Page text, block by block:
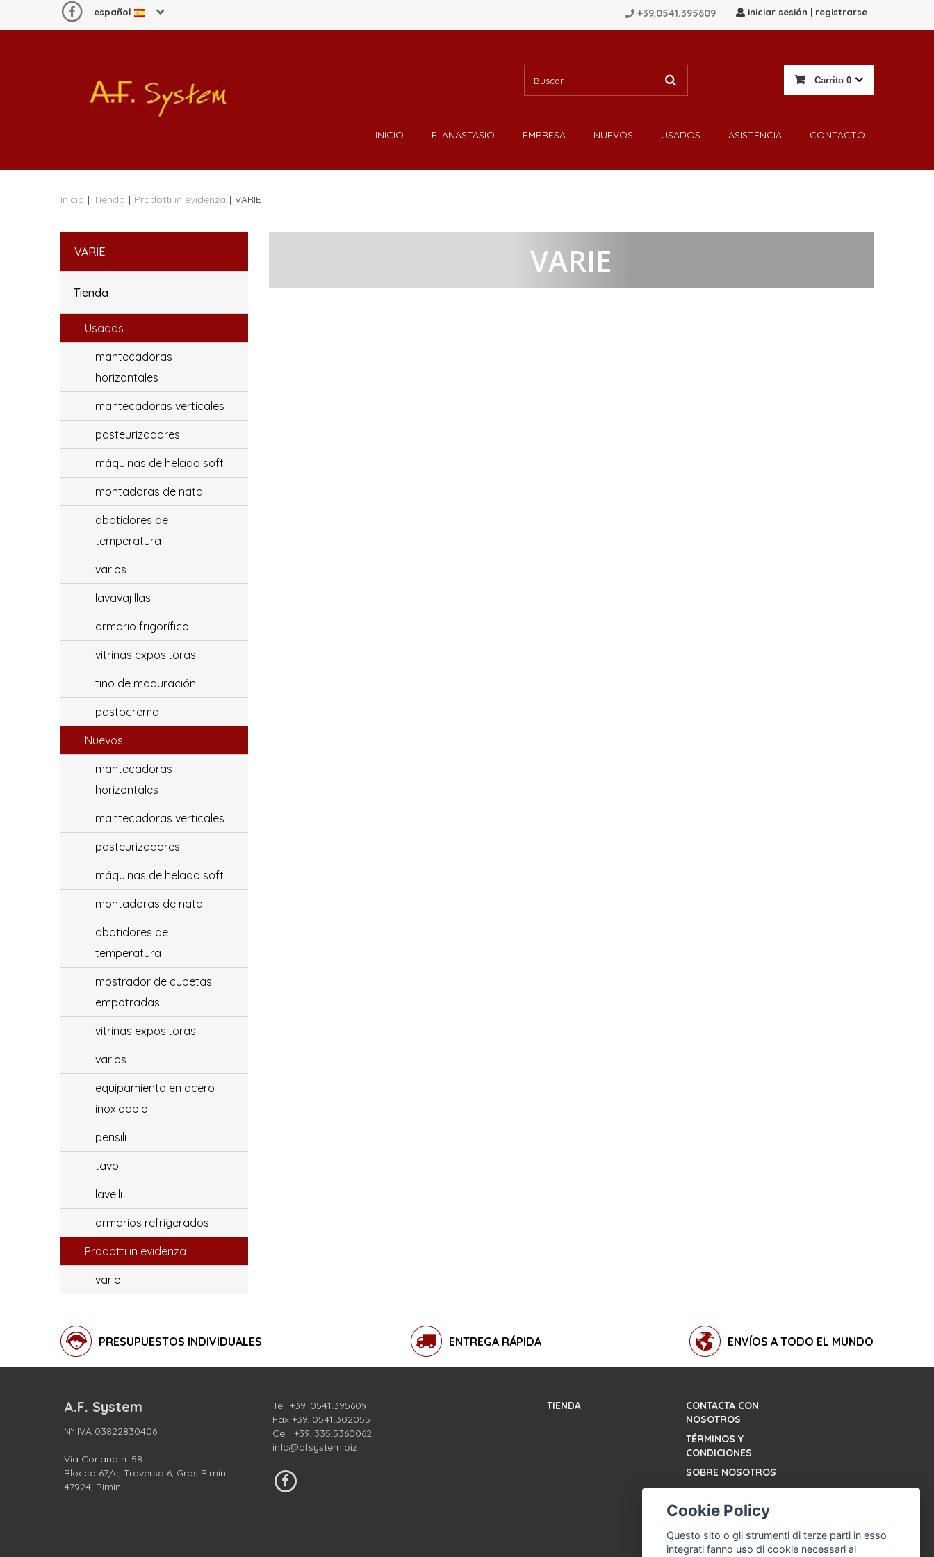
iniciar sesión | registrarse
+39.0541.395609
español
Carrito 0
INICIO F. ANASTASIO EMPRESA NUEVOS USADOS ASISTENCIA CONTACTO
Inicio | Tienda | Prodotti in evidenza | VARIE
VARIE
Tienda
Usados
mantecadoras
horizontales
mantecadoras verticales
pasteurizadores
máquinas de helado soft
montadoras de nata
abatidores de
temperatura
varios
lavavajillas
armario frigorífico
vitrinas expositoras
tino de maduración
pastocrema
Nuevos
mantecadoras
horizontales
mantecadoras verticales
pasteurizadores
máquinas de helado soft
montadoras de nata
abatidores de
temperatura
mostrador de cubetas
empotradas
vitrinas expositoras
varios
equipamiento en acero
inoxidable
pensili
tavoli
lavelli
armarios refrigerados
Prodotti in evidenza
varie
VARIE
PRESUPUESTOS INDIVIDUALES ENTREGA RÁPIDA ENVÍOS A TODO EL MUNDO
A.F. System
Nº IVA 03822830406
Via Coriano n. 58
Blocco 67/c, Traversa 6, Gros Rimini
47924, Rimini
Tel. +39. 0541.395609
Fax +39. 0541.302055
Cell. +39. 335.5360062
info@afsystem.biz
TIENDA
CONTACTA CON
NOSOTROS
TÉRMINOS Y
CONDICIONES
SOBRE NOSOTROS
ASISTENCIA CON LA
MÁQUINA DE HELADOS,
HELADERÍA
PROFESIONAL
EMPRESA
Cookie Policy
Questo sito o gli strumenti di terze parti in esso
integrati fanno uso di cookie necessari al